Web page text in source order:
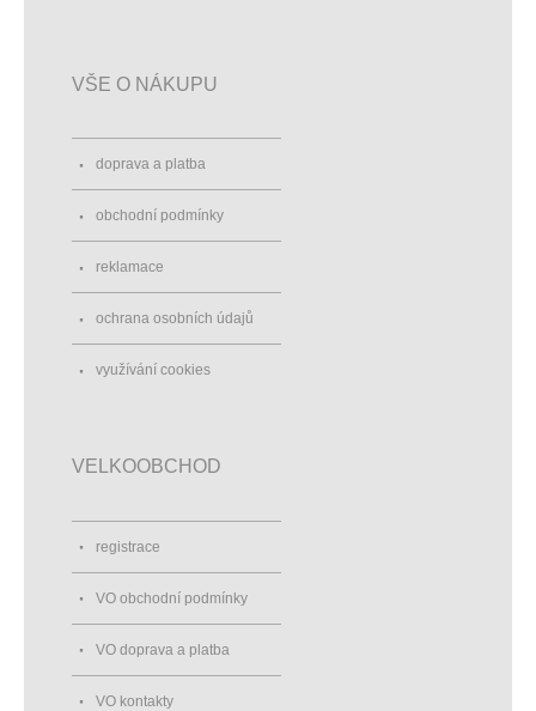
VŠE O NÁKUPU
doprava a platba
obchodní podmínky
reklamace
ochrana osobních údajů
využívání cookies
VELKOOBCHOD
registrace
VO obchodní podmínky
VO doprava a platba
VO kontakty